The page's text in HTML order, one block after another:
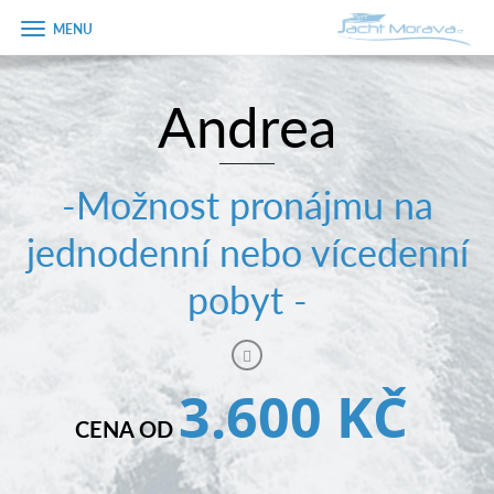
Úvodní strana
Pronájem a ceník
Plán plavby
Tipy na výlet
PRODEJ LODÍ
Zobrazit
menu
Andrea
-Možnost pronájmu na
jednodenní nebo vícedenní
pobyt -
CENA OD3.600 KČ